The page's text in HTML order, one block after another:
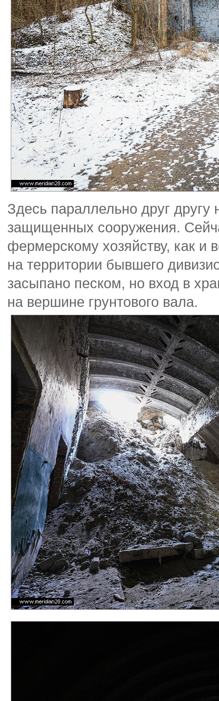
Здесь параллельно друг другу
защищенных сооружения.
фермерскому хозяйству, как и
на территории бывшего
засыпано песком, но вход в
на вершине грунтового вала.